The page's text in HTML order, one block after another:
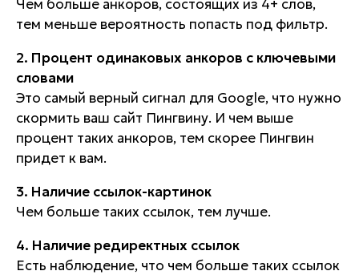
Чем больше анкоров, состоящих из 4+ слов,
тем меньше вероятность попасть под фильтр.
2. Процент одинаковых анкоров с ключевыми
словами
Это самый верный сигнал для Google, что нужно
скормить ваш сайт Пингвину. И чем выше
процент таких анкоров, тем скорее Пингвин
придет к вам.
3. Наличие ссылок-картинок
Чем больше таких ссылок, тем лучше.
4. Наличие редиректных ссылок
Есть наблюдение, что чем больше таких ссылок